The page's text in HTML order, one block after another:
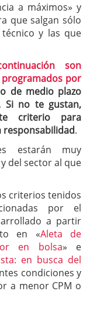
a máximos» y
que salgan sólo
y las que
son
por
de medio plazo
Si no te gustan,
criterio para
responsabilidad.
estarán muy
del sector al que
criterios tenidos
por el
a partir
en «Aleta de
en bolsa» e
en busca del
condiciones y
a menor CPM o